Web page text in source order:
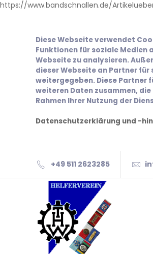
https://www.bandschnallen.de/
Diese Webseite verwendet
Funktionen für soziale Medien
Webseite zu analysieren.
dieser Webseite an Partner für
weitergegeben. Diese Partner
weiteren Daten zusammen,
Rahmen Ihrer Nutzung der
Datenschutzerklärung und -
+49 511 2623285